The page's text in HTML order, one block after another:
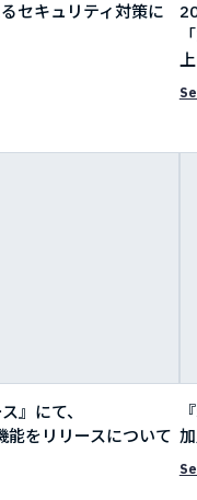
セキュリティ対策に
』にて、
能をリリースについて